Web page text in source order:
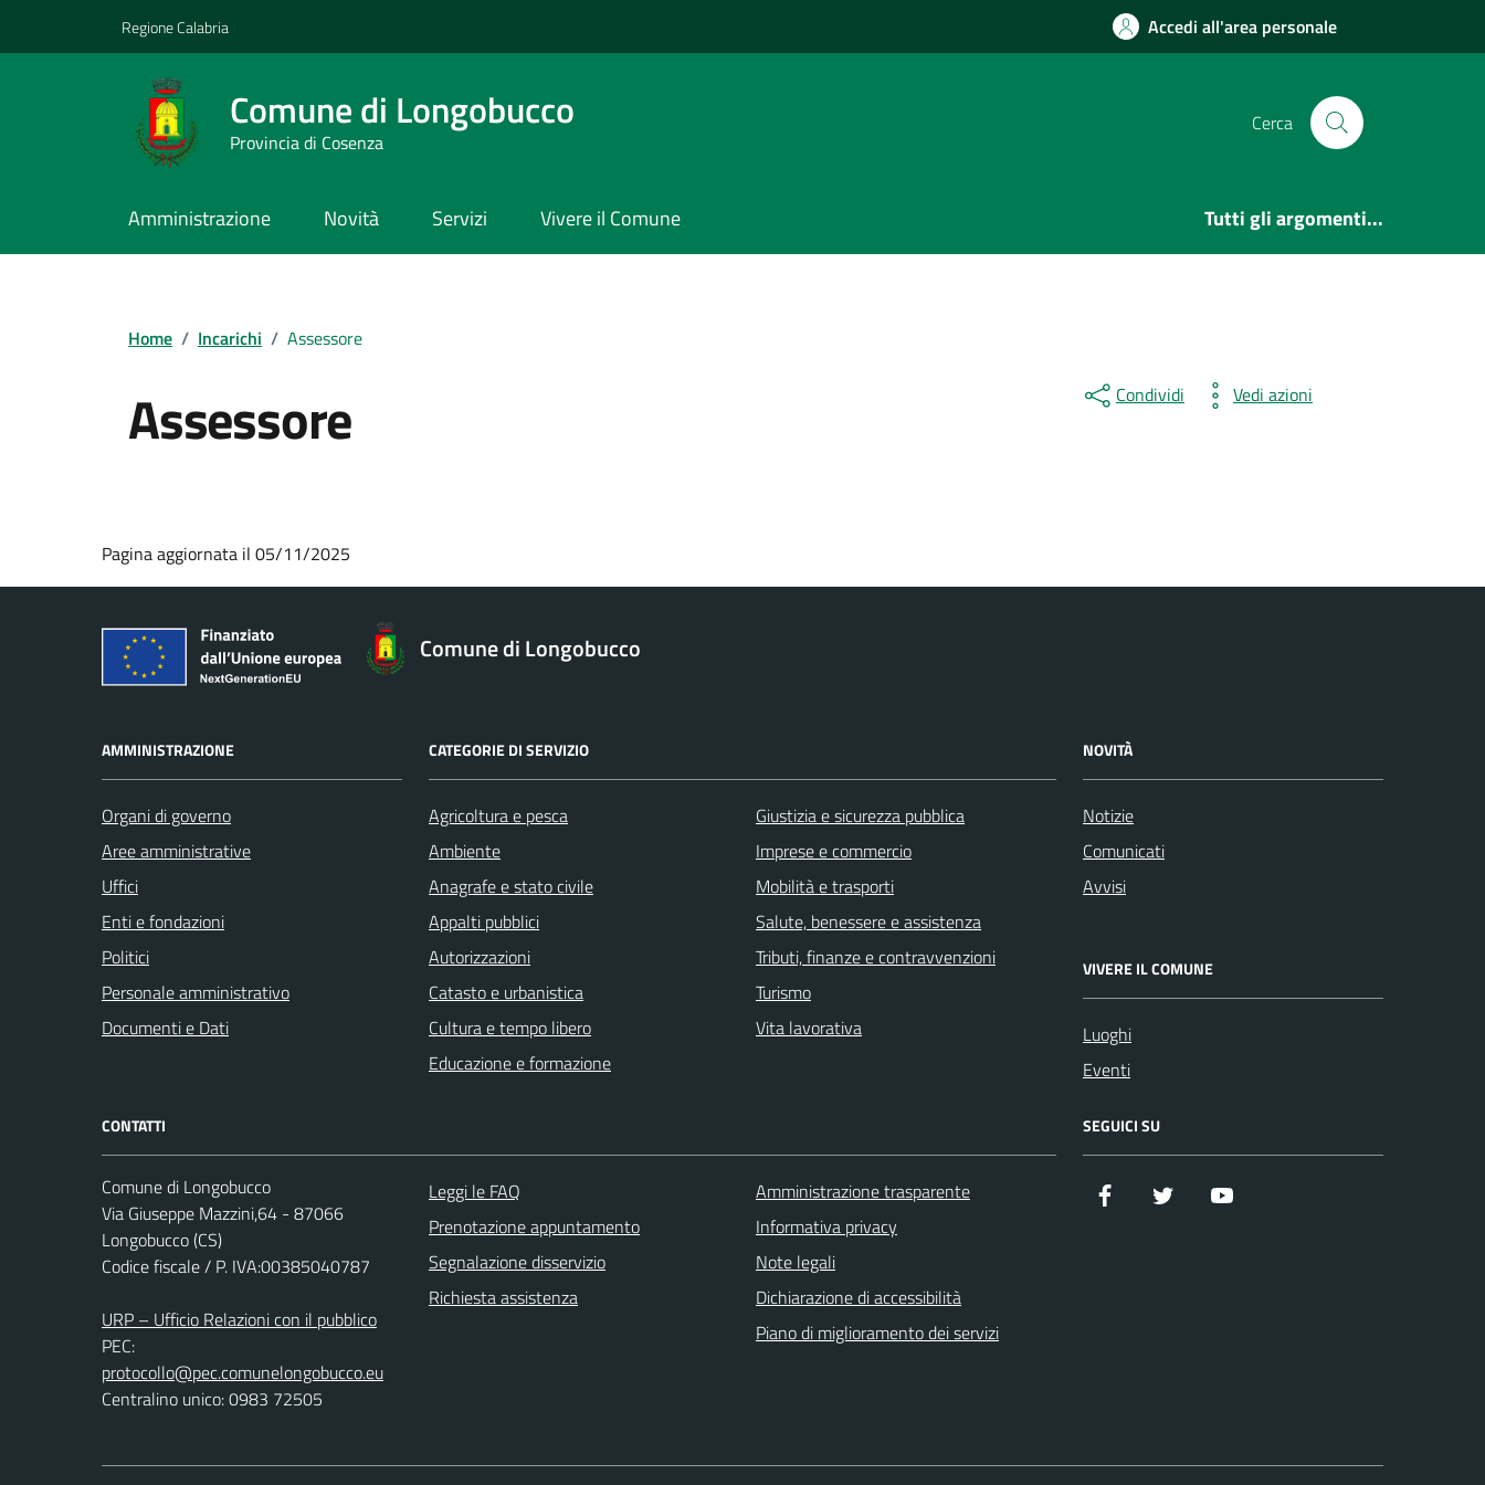
Regione Calabria Accedi all'area personale
Comune di Longobucco
Provincia di Cosenza
Cerca
Amministrazione Novità Servizi Vivere il Comune Tutti gli argomenti...
Home / Incarichi / Assessore
Assessore Condividi Vedi azioni
Pagina aggiornata il 05/11/2025
Comune di Longobucco
AMMINISTRAZIONE
Organi di governo
Aree amministrative
Uffici
Enti e fondazioni
Politici
Personale amministrativo
Documenti e Dati
CATEGORIE DI SERVIZIO
Agricoltura e pesca
Ambiente
Anagrafe e stato civile
Appalti pubblici
Autorizzazioni
Catasto e urbanistica
Cultura e tempo libero
Educazione e formazione
Giustizia e sicurezza pubblica
Imprese e commercio
Mobilità e trasporti
Salute, benessere e assistenza
Tributi, finanze e contravvenzioni
Turismo
Vita lavorativa
NOVITÀ
Notizie
Comunicati
Avvisi
VIVERE IL COMUNE
Luoghi
Eventi
CONTATTI
Comune di Longobucco
Via Giuseppe Mazzini,64 - 87066
Longobucco (CS)
Codice fiscale / P. IVA:00385040787
URP – Ufficio Relazioni con il pubblico
PEC:
protocollo@pec.comunelongobucco.eu
Centralino unico: 0983 72505
Leggi le FAQ
Prenotazione appuntamento
Segnalazione disservizio
Richiesta assistenza
Amministrazione trasparente
Informativa privacy
Note legali
Dichiarazione di accessibilità
Piano di miglioramento dei servizi
SEGUICI SU
Facebook Twitter